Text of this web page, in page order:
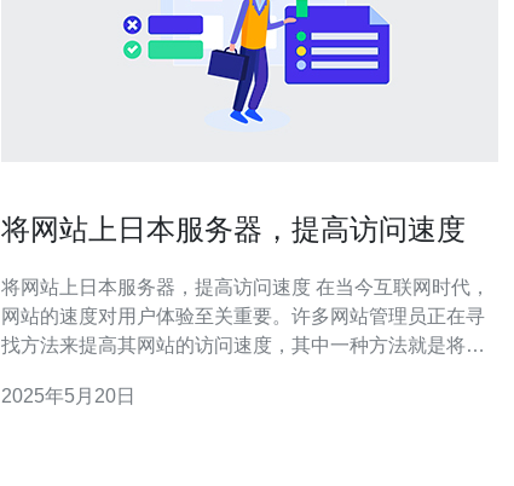
将网站上日本服务器，提高访问速度
将网站上日本服务器，提高访问速度 在当今互联网时代，
网站的速度对用户体验至关重要。许多网站管理员正在寻
找方法来提高其网站的访问速度，其中一种方法就是将网
定的网络连接和高速的数据传输速度，这使得选择日本服
2025年5月20日